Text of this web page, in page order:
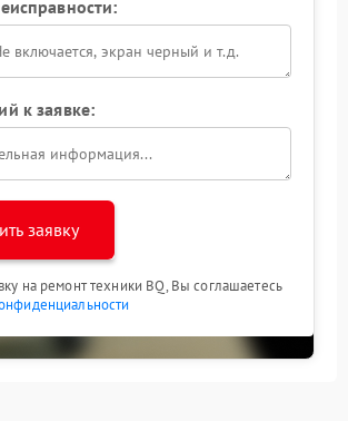
к заявке:
заявку
на ремонт техники BQ, Вы соглашаетесь